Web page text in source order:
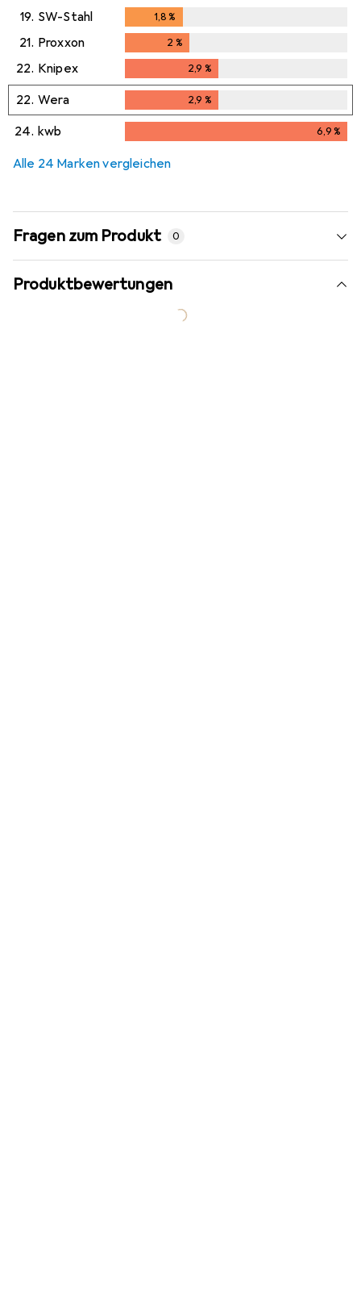
19. SW-Stahl 1,8%
21. Proxxon 2 %
22. Knipex 2,9 %
22. Wera 2,9 %
24. kwb 6,9%
Alle 24 Marken vergleichen
Fragen zum Produkt 0
Produktbewertungen